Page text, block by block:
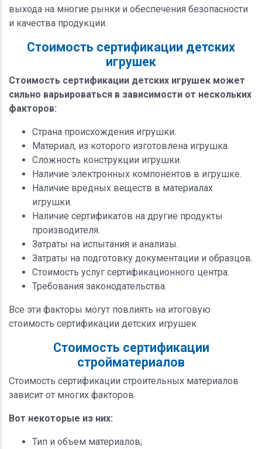
выхода на многие рынки и обеспечения безопасности
и качества продукции.
Стоимость сертификации детских
игрушек
Стоимость сертификации детских игрушек может
сильно варьироваться в зависимости от нескольких
факторов:
Страна происхождения игрушки.
Материал, из которого изготовлена игрушка.
Сложность конструкции игрушки.
Наличие электронных компонентов в игрушке.
Наличие вредных веществ в материалах
игрушки.
Наличие сертификатов на другие продукты
производителя.
Затраты на испытания и анализы.
Затраты на подготовку документации и образцов.
Стоимость услуг сертификационного центра.
Требования законодательства.
Все эти факторы могут повлиять на итоговую
стоимость сертификации детских игрушек.
Стоимость сертификации
стройматериалов
Стоимость сертификации строительных материалов
зависит от многих факторов.
Вот некоторые из них:
Тип и объем материалов;